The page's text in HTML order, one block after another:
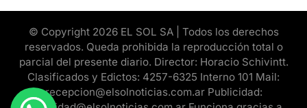
© Copyright 2026 EL SOL SA | Todos los derechos
reservados. Queda prohibida la reproducción total o
parcial del presente diario. Director: Horacio Schivintt.
Clasificados y Edictos: 4257-6325 Interno 101 Mail:
recepcion@elsolnoticias.com.ar Publicidad: